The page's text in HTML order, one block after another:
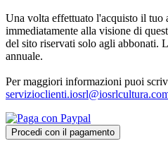
Una volta effettuato l'acquisto il tuo
immediatamente alla visione di
del sito riservati solo agli abbonati.
annuale.
Per maggiori informazioni puoi